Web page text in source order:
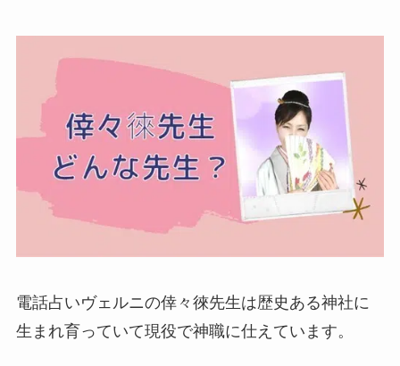
電話占いヴェルニの倖々徠先生は歴史ある神社に
生まれ育っていて現役で神職に仕えています。